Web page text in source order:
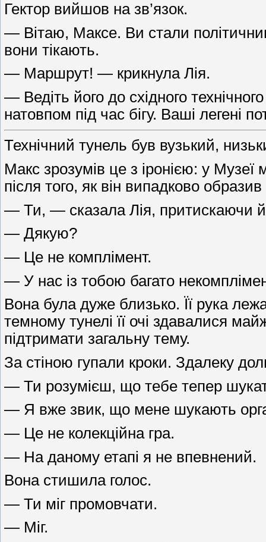
Гектор вийшов на зв’язок.
— Вітаю, Максе. Ви стали
вони тікають.
— Маршрут! — крикнула Лія.
— Ведіть його до східного
натовпом під час бігу. Ваші легені
Технічний тунель був вузький,
Макс зрозумів це з іронією: у
після того, як він випадково
— Ти, — сказала Лія, притискаючи
— Дякую?
— Це не комплімент.
— У нас із тобою багато
Вона була дуже близько. Її рука
темному тунелі її очі здавалися
підтримати загальну тему.
За стіною гупали кроки. Здалеку
— Ти розумієш, що тебе тепер
— Я вже звик, що мене шукають
— Це не колекційна гра.
— На даному етапі я не впевнений.
Вона стишила голос.
— Ти міг промовчати.
— Міг.